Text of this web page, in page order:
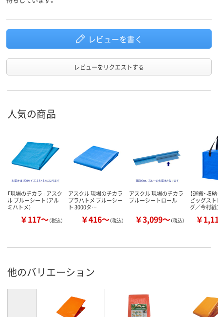
レビューを書く
レビューをリクエストする
人気の商品
「現場のチカラ」 アスク
ル ブルーシート（アル
ミハトメ）
￥117～（税込）
アスクル 現場のチカラ
プラハトメ ブルーシー
ト 3000タ…
￥416～（税込）
アスクル 現場のチカラ
ブルーシートロール
￥3,099～（税込）
【運搬・収
ビッグス
グ／今村紙
￥
他のバリエーション